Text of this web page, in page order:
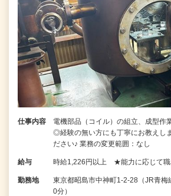
仕事内容
電機部品（コイル）の組立、成型作
◎経験の無い方にも丁寧にお教えし
ださい♪ 業務の変更範囲：なし
給与 時給1,226円以上 ★能力に応じて職
勤務地
東京都昭島市中神町1-2-28（JR青梅
0分）